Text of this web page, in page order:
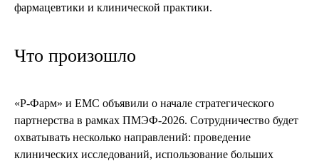
фармацевтики и клинической практики.
Что произошло
«Р-Фарм» и ЕМС объявили о начале стратегического
партнерства в рамках ПМЭФ-2026. Сотрудничество будет
охватывать несколько направлений: проведение
клинических исследований, использование больших